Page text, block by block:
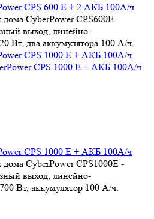
CPS 600 E + 2 АКБ 100А/ч
CyberPower CPS600E -
выход, линейно-
Вт, два аккумулятора 100 А/ч.
CPS 1000 E + АКБ 100А/ч
CPS 1000 E + АКБ 100А/ч
CyberPower CPS1000E -
выход, линейно-
Вт, аккумулятор 100 А/ч.